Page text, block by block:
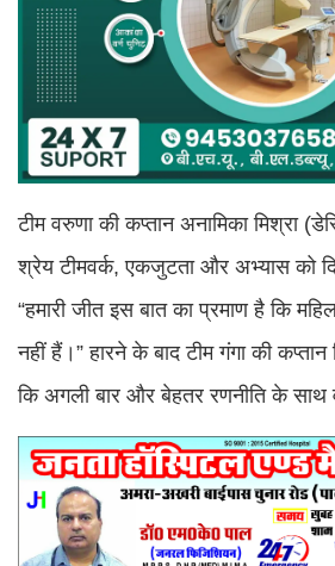
टीम वरुणा की कप्तान अनामिका मिश्रा
श्रेय टीमवर्क, एकजुटता और अभ्यास को
“हमारी जीत इस बात का प्रमाण है कि
नहीं हैं।” हारने के बाद टीम गंगा की कप्तान
कि अगली बार और बेहतर रणनीति के साथ